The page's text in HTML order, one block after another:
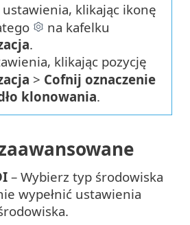
klikając ikonę
na kafelku
.
klikając pozycję
> Cofnij oznaczenie
klonowania.
– Wybierz typ środowiska
wypełnić ustawienia